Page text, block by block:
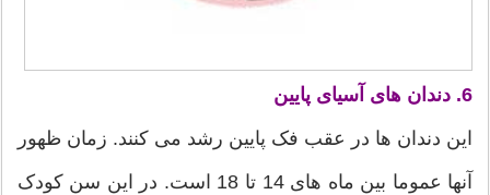
6. دندان های آسیای پایین
این دندان ها در عقب فک پایین رشد می کنند. زمان ظهور
آنها عموما بین ماه های 14 تا 18 است. در این سن کودک